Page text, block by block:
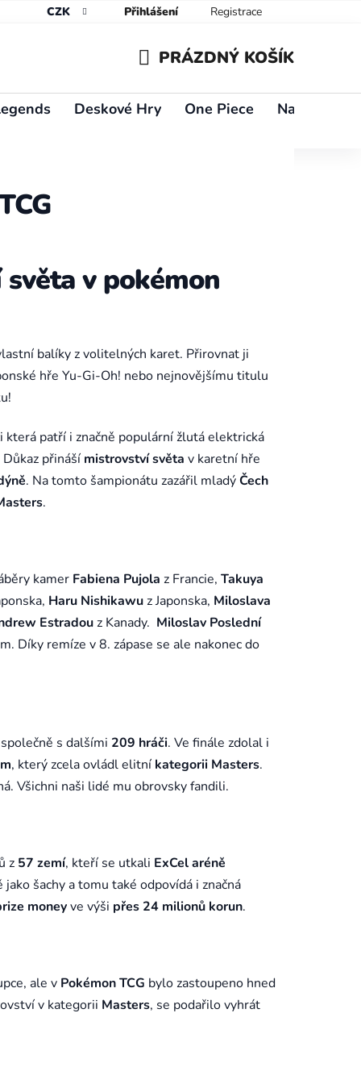
CZK Přihlášení Registrace
KOŠÍK
PRÁZDNÝ KOŠÍK
Deskové Hry One Piece Naruto
v pokémon
balíky z volitelných karet. Přirovnat ji
hře Yu-Gi-Oh! nebo nejnovějšímu titulu
která patří i značně populární žlutá elektrická
přináší mistrovství světa v karetní hře
. Na tomto šampionátu zazářil mladýČech
.
kamer Fabiena Pujola z Francie, Takuya
Haru Nishikawuz Japonska, Miloslava
Estradouz Kanady. Miloslav Poslední
Díky remíze v 8. zápase se ale nakonec do
s dalšími 209 hráči. Ve finále zdolal i
, který zcela ovládl elitní kategorii Masters.
Všichni naši lidé mu obrovsky fandili.
z 57 zemí, kteří se utkali ExCel aréně
šachy a tomu také odpovídá i značná
moneyve výši přes 24 milionů korun.
ale v Pokémon TCG bylo zastoupeno hned
v kategorii Masters, se podařilo vyhrát